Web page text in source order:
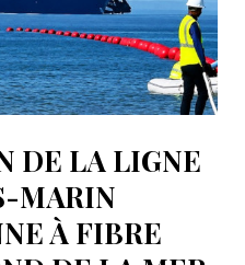
DE LA LIGNE
MARIN
À FIBRE